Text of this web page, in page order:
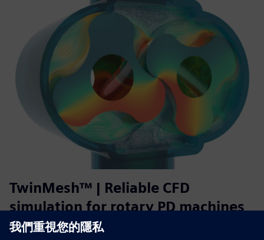
TwinMesh™ | Reliable CFD
simulation for rotary PD machines
TwinMesh™ 和 Simcenter STAR-CCM+ 可實現高效差價合約